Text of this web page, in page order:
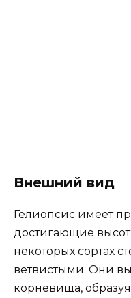
Внешний вид
Гелиопсис имеет
достигающие
некоторых сортах
ветвистыми. Они
корневища,